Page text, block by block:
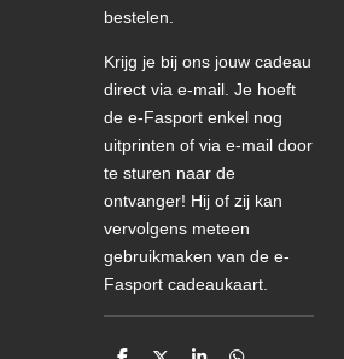
bestelen.
Krijg je bij ons jouw cadeau
direct via e-mail. Je hoeft
de e-Fasport enkel nog
uitprinten of via e-mail door
te sturen naar de
ontvanger! Hij of zij kan
vervolgens meteen
gebruikmaken van de e-
Fasport cadeaukaart.